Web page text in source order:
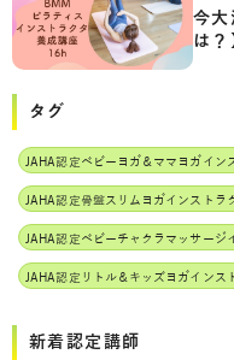
今大
は
タグ
JAHA認定骨盤スリムヨガインストラ
新着認定講師